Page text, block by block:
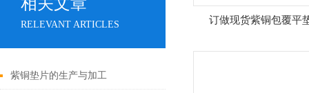
RELEVANT ARTICLES
紫铜垫片的生产与加工
订做现货紫铜包覆平